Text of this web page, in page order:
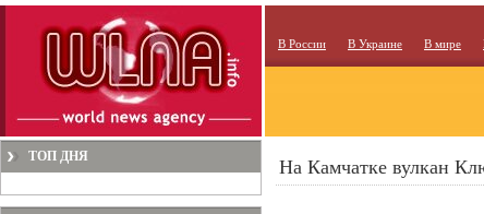
В России В Украине В мире
ТОП ДНЯ На Камчатке вулкан